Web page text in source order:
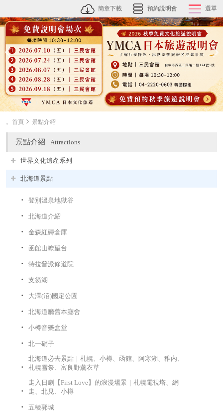
簡章下載 預約說明會 選單
。首頁 景點介紹
景點介紹 Attractions
世界文化遺產系列
北海道景點
登別溫泉地獄谷
北海道介紹
金森紅磚倉庫
函館山瞭望台
特拉普派修道院
支笏湖
大澤(沼)國定公園
北海道廳舊本廳舍
小樽音樂盒堂
北一硝子
北海道必去景點｜札幌、小樽、函館、阿寒湖、稚內、
札幌雪祭、富良野薰衣草
走入日劇【First Love】的浪漫場景｜札幌電視塔、網
走、北見、小樽
五稜郭城